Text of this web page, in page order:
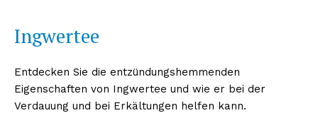
Ingwertee
Entdecken Sie die entzündungshemmenden
Eigenschaften von Ingwertee und wie er bei der
Verdauung und bei Erkältungen helfen kann.